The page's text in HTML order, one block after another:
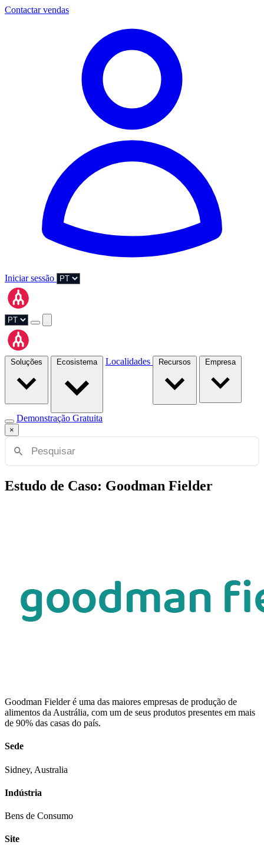
Contactar vendas
Iniciar sessão
Ecosistema Localidades Empresa
Demonstração Gratuita
×
Estudo de Caso: Goodman Fielder
Goodman Fielder é uma das maiores empresas de produção de
alimentos da Austrália, com um de seus produtos presentes em mais
de 90% das casas do país.
Sede
Sidney, Australia
Indústria
Bens de Consumo
Site